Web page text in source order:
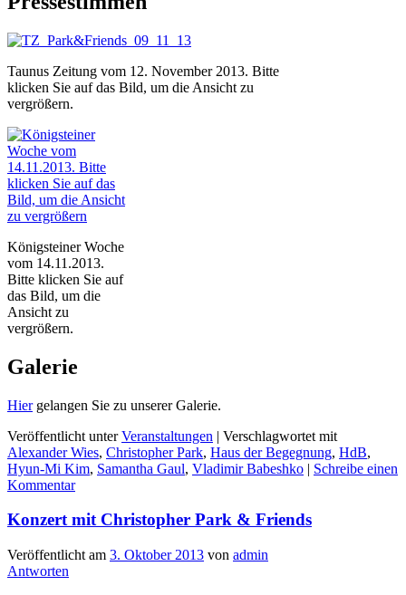
Taunus Zeitung vom 12. November 2013. Bitte
klicken Sie auf das Bild, um die Ansicht zu
vergrößern.
Königsteiner Woche
vom 14.11.2013.
Bitte klicken Sie auf
das Bild, um die
Ansicht zu
vergrößern.
Galerie
Hiergelangen Sie zu unserer Galerie.
Veröffentlicht unter Veranstaltungen | Verschlagwortet mit
Alexander Wies, Christopher Park, Haus der Begegnung, HdB,
Hyun-Mi Kim, Samantha Gaul, Vladimir Babeshko | Schreibe einen
Kommentar
Konzert mit Christopher Park & Friends
Veröffentlicht am 3. Oktober 2013 von admin
Antworten